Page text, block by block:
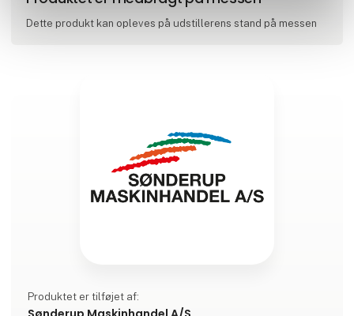
Dette produkt kan opleves på udstillerens stand på messen
Produktet er tilføjet af: